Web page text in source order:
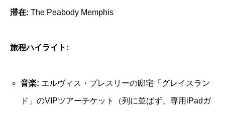
滞在: The Peabody Memphis
旅程ハイライト:
音楽: エルヴィス・プレスリーの邸宅「グレイスラン
ド」のVIPツアーチケット（列に並ばず、専用iPadガ